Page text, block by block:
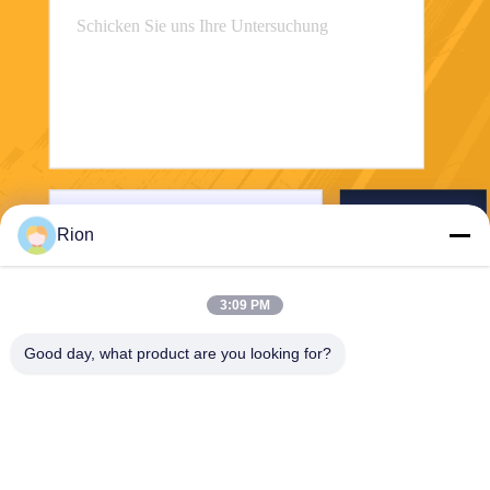
Rion
3:09 PM
Good day, what product are you looking for?